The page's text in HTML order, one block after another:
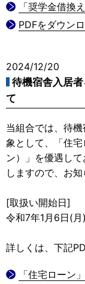
「奨学金借換
PDFをダウン
2024/12/20
待機宿舎入居
て
当組合では、待
象として、「住
ン）」を優遇し
しますので、お知
[取扱い開始日]
令和7年1月6日(月)
詳しくは、下記
「住宅ローン